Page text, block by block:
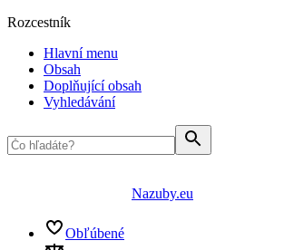
Rozcestník
Hlavní menu
Obsah
Doplňující obsah
Vyhledávání
Nazuby.eu
Obľúbené